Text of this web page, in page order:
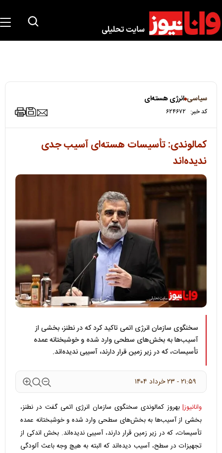
سیاسی انرژی هسته‌ای
کد خبر: ۶۲۴۶۷۲
کمالوندی: تأسیسات هسته‌ای آسیب جدی
ندیده‌اند
سخنگوی سازمان انرژی اتمی تاکید کرد که در نطنز، بخشی از
آسیب‌ها به بخش‌های سطحی وارد شده و خوشبختانه عمده
تأسیسات، که در زیر زمین قرار دارند، آسیبی ندیده‌اند.
۲۱:۵۹ - ۲۳ خرداد ۱۴۰۴
وانانیوز| بهروز کمالوندی سخنگوی سازمان انرژی اتمی گفت در نطنز،
بخشی از آسیب‌ها به بخش‌های سطحی وارد شده و خوشبختانه عمده
تأسیسات، که در زیر زمین قرار دارند، آسیبی ندیده‌اند. بخش اندکی از
تجهیزات در سطح، آسیب دیده‌اند که البته به هیچ وجه باعث آلودگی